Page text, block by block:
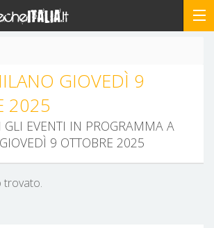
GIOVEDÌ 9
2025
GLI EVENTI IN PROGRAMMA A
MILANO PER GIOVEDÌ 9 OTTOBRE 2025
trovato.